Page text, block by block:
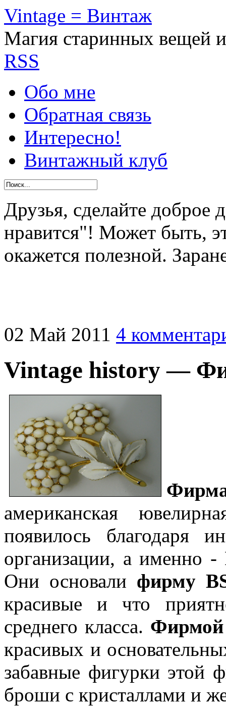
Vintage = Винтаж
Магия старинных вещей
RSS
Обо мне
Обратная связь
Интересно!
Винтажный клуб
Друзья, сделайте
нравится"! Может быть,
окажется полезной.
02 Май 2011 4
Vintage history —
американская
появилось благодаря
организации, а именно
Они основали фирму
красивые и что
среднего класса.
красивых и
забавные фигурки этой
броши с кристаллами и